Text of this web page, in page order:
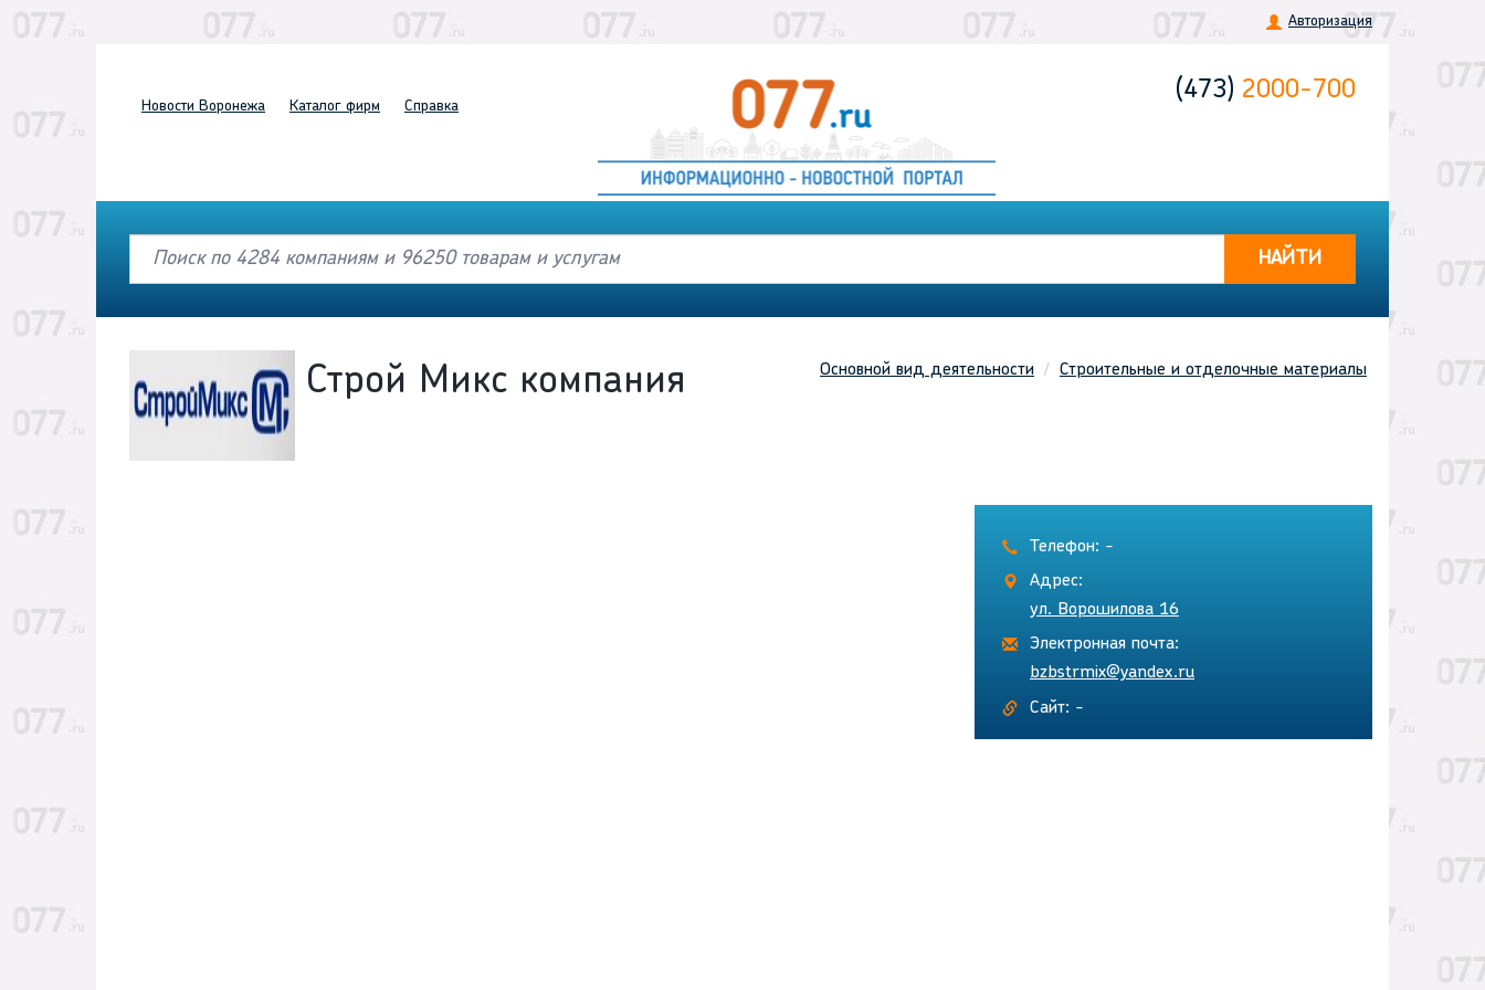
Авторизация
Новости Воронежа Каталог фирм Справка
(473) 2000-700
НАЙТИ
Основной вид деятельности Строительные и отделочные материалы
Строй Микс компания
Телефон: -
Адрес:
ул. Ворошилова 16
Электронная почта:
bzbstrmix@yandex.ru
Сайт: -